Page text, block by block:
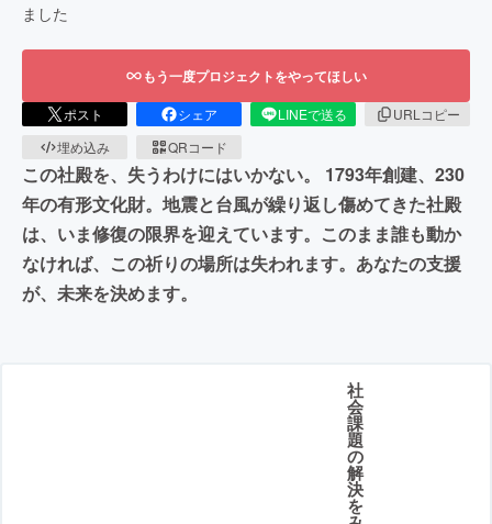
ました
もう一度プロジェクトをやってほしい
ポスト シェア LINEで送る
URLコピー
埋め込み
QRコード
この社殿を、失うわけにはいかない。 1793年創建、230
年の有形文化財。地震と台風が繰り返し傷めてきた社殿
は、いま修復の限界を迎えています。このまま誰も動か
なければ、この祈りの場所は失われます。あなたの支援
が、未来を決めます。
社
会
課
題
の
解
決
を